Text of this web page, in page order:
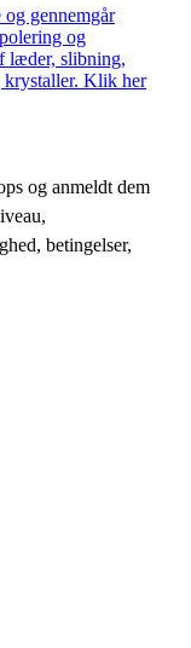
gennemgår
og
læder, slibning,
krystaller. Klik her
og anmeldt dem
betingelser,